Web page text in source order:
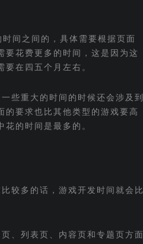
间之间的，具体需要根据页面
要花费更多的时间，这是因为这
在四五个月左右。
些重大的时间的时候还会涉及到
的要求也比其他类型的游戏要高
的时间是最多的。
较多的话，游戏开发时间就会比
、列表页、内容页和专题页方面